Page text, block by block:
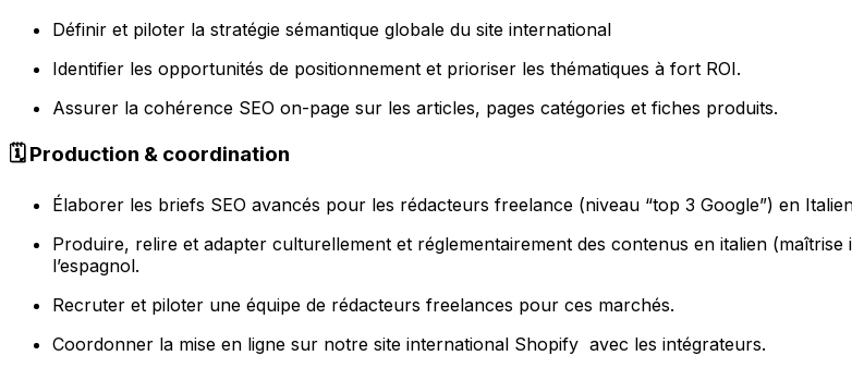
Définir et piloter la stratégie sémantique globale du site international
Identifier les opportunités de positionnement et prioriser les thématiques à fort ROI.
Assurer la cohérence SEO on-page sur les articles, pages catégories et fiches produits.
🗓️ Production & coordination
Élaborer les briefs SEO avancés pour les rédacteurs freelance (niveau “top 3 Google”) en
Produire, relire et adapter culturellement et réglementairement des contenus en italien
l’espagnol.
Recruter et piloter une équipe de rédacteurs freelances pour ces marchés.
Coordonner la mise en ligne sur notre site international Shopify avec les intégrateurs.